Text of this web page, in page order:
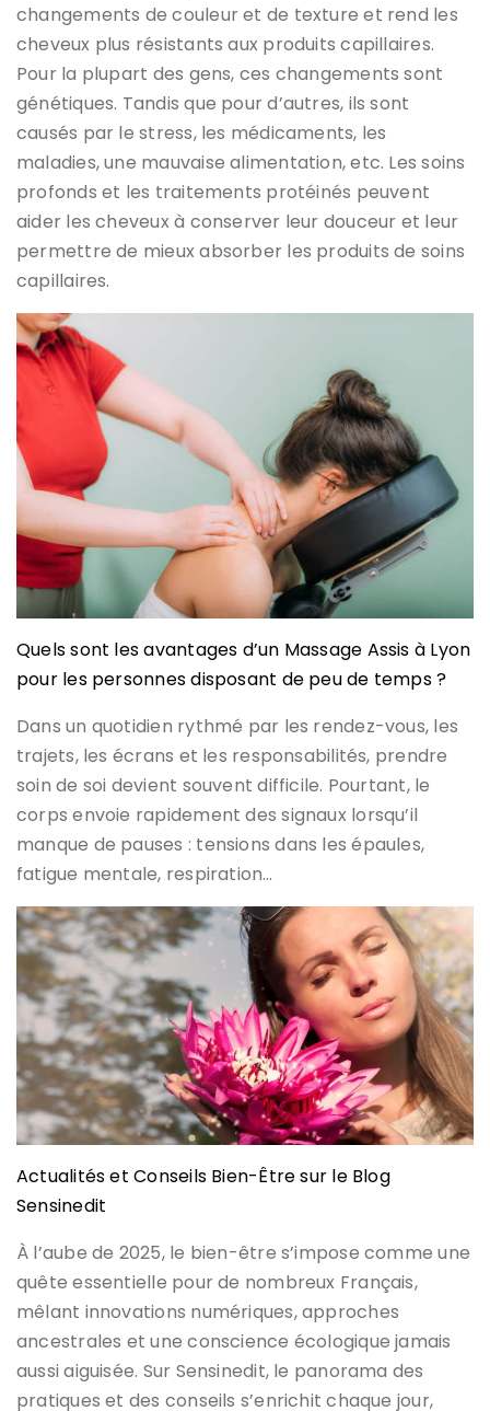
changements de couleur et de texture et rend les
cheveux plus résistants aux produits capillaires.
Pour la plupart des gens, ces changements sont
génétiques. Tandis que pour d’autres, ils sont
causés par le stress, les médicaments, les
maladies, une mauvaise alimentation, etc. Les soins
profonds et les traitements protéinés peuvent
aider les cheveux à conserver leur douceur et leur
permettre de mieux absorber les produits de soins
capillaires.
Quels sont les avantages d’un Massage Assis à Lyon
pour les personnes disposant de peu de temps ?
Dans un quotidien rythmé par les rendez-vous, les
trajets, les écrans et les responsabilités, prendre
soin de soi devient souvent difficile. Pourtant, le
corps envoie rapidement des signaux lorsqu’il
manque de pauses : tensions dans les épaules,
fatigue mentale, respiration…
Actualités et Conseils Bien-Être sur le Blog
Sensinedit
À l’aube de 2025, le bien-être s’impose comme une
quête essentielle pour de nombreux Français,
mêlant innovations numériques, approches
ancestrales et une conscience écologique jamais
aussi aiguisée. Sur Sensinedit, le panorama des
pratiques et des conseils s’enrichit chaque jour,